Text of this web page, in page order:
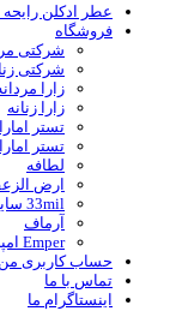
عطر ادکلن رایحه
فروشگاه
شرکتی
شرکتی
زارا
زارا زنانه
تستر
تستر
لطافه
ارض
33mil سایز مینی
آرماف
Emper امپر
حساب کاربری من
تماس با ما
اینستاگرام ما